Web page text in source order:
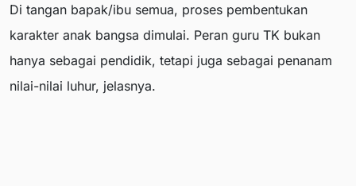
Di tangan bapak/ibu semua, proses pembentukan
karakter anak bangsa dimulai. Peran guru TK bukan
hanya sebagai pendidik, tetapi juga sebagai penanam
nilai-nilai luhur, jelasnya.